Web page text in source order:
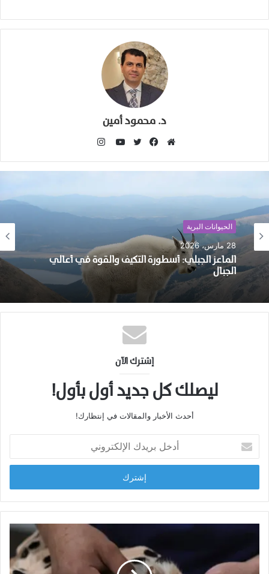
د. محمود أمين
الويب
الحيوانات البرية
28 مارس، 2026
الماعز الجبلي: أسطورة التكيف والقوة في أعالي
الجبال
إشترك الآن
ليصلك كل جديد أول بأول!
أحدث الأخبار والمقالات في إنتظارك!
بريدك
الإلكتروني